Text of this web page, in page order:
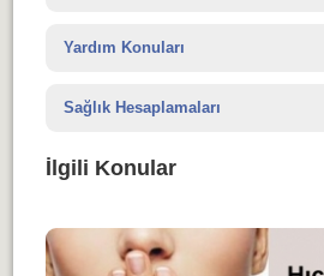
Yardım Konuları
Sağlık Hesaplamaları
İlgili Konular